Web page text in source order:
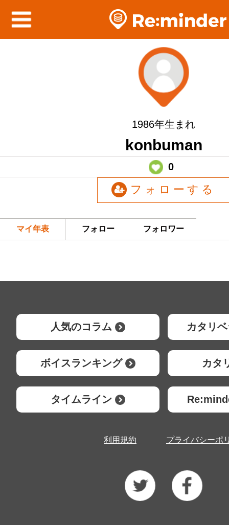
1986年生まれ
konbuman
0
フォローする
マイ年表 フォロー フォロワー
人気のコラム カタリ
ボイスランキング カタ
タイムライン
利用規約 プライバシーポ